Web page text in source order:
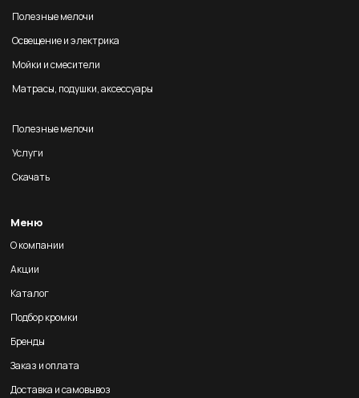
Полезные мелочи
Освещение и электрика
Мойки и смесители
Матрасы, подушки, аксессуары
Полезные мелочи
Услуги
Скачать
Меню
О компании
Акции
Каталог
Подбор кромки
Бренды
Заказ и оплата
Доставка и самовывоз